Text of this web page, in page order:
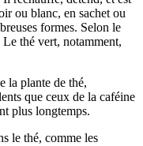
ou blanc, en sachet ou
formes. Selon le
thé vert, notamment,
la plante de thé,
que ceux de la caféine
plus longtemps.
le thé, comme les